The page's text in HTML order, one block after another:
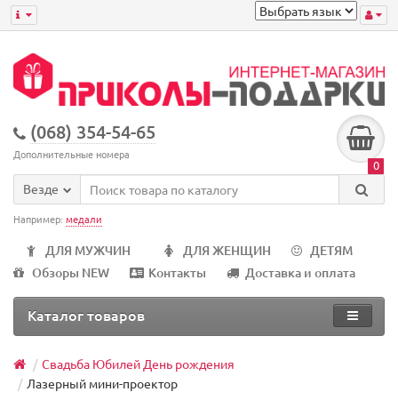
(068) 354-54-65
Дополнительные номера
0
Везде
Например: медали
ДЛЯ МУЖЧИН ДЛЯ ЖЕНЩИН
ДЕТЯМ
Обзоры NEW
Контакты Доставка и оплата
Каталог товаров
Свадьба Юбилей День рождения
Лазерный мини-проектор